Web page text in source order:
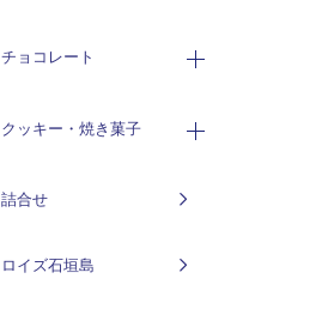
チョコレート
クッキー・焼き菓子
詰合せ
ロイズ石垣島